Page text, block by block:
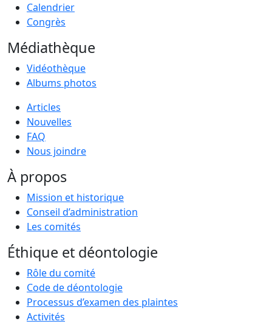
Calendrier
Congrès
Médiathèque
Vidéothèque
Albums photos
Articles
Nouvelles
FAQ
Nous joindre
À propos
Mission et historique
Conseil d’administration
Les comités
Éthique et déontologie
Rôle du comité
Code de déontologie
Processus d’examen des plaintes
Activités